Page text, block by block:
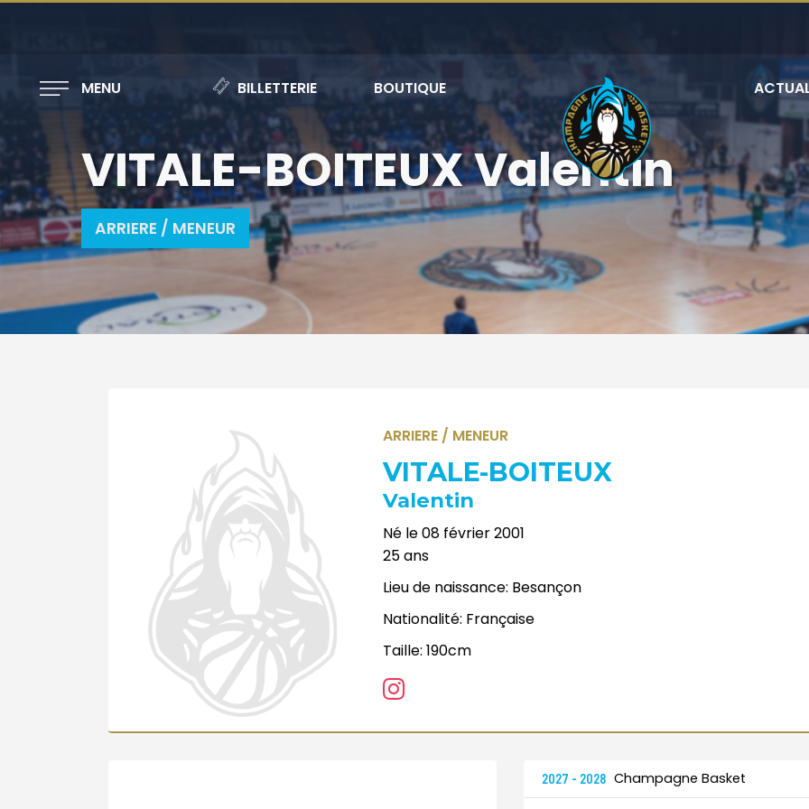
MENU BILLETTERIE BOUTIQUE
VITALE-BOITEUX Valentin
ARRIERE / MENEUR
ARRIERE / MENEUR
VITALE-BOITEUX
Valentin
Né le08 février 2001
25ans
Lieu de naissance: Besançon
Nationalité: Française
Taille: 190cm
2027 - 2028 Champagne Basket